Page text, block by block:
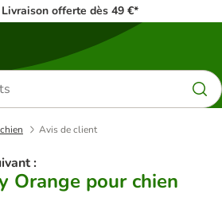
Livraison offerte dès 49 €*
Avis de client
:
Orange pour chien